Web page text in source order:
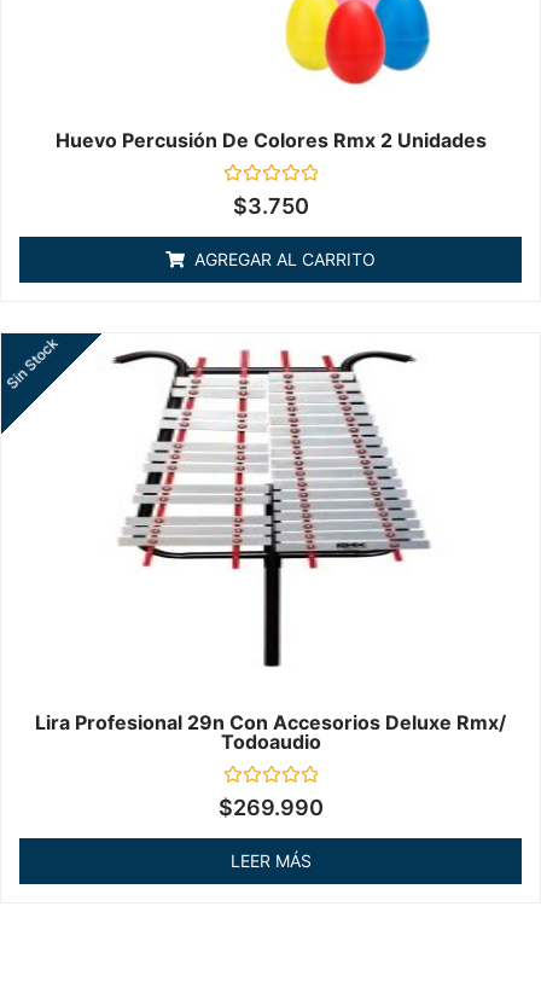
Huevo Percusión De Colores Rmx 2 Unidades
Valorado
en
de
5
$3.750
AGREGAR AL CARRITO
Lira Profesional 29n Con Accesorios Deluxe Rmx/
Todoaudio
Valorado
en
de
Sin Stock
$269.990
LEER MÁS